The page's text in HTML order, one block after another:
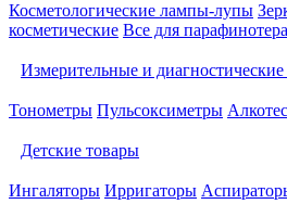
Косметологические лампы-лупы
косметические Все для
Измерительные и
Тонометры Пульсоксиметры
Детские товары
Ингаляторы Ирригаторы